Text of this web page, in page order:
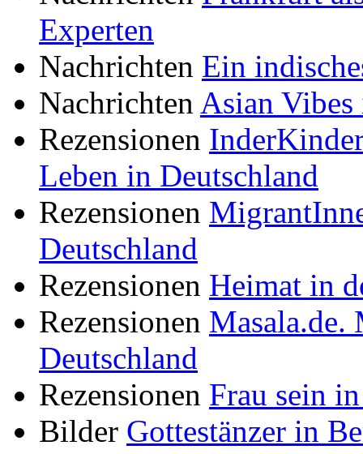
Experten
Nachrichten Ein
Nachrichten Asian
Rezensionen
Leben in Deutschland
Rezensionen
Deutschland
Rezensionen Heimat in
Rezensionen Masala.de.
Deutschland
Rezensionen Frau sein
Bilder Gottestänzer in